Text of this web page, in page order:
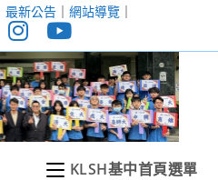
最新公告｜ 網站導覽｜
KLSH基中首頁選單